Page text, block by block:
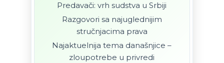
Predavači: vrh sudstva u Srbiji
Razgovori sa najuglednijim
stručnjacima prava
Najaktuelnija tema današnjice –
zloupotrebe u privredi